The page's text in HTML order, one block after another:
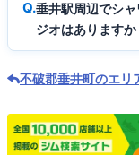
垂井駅周辺でシ
ジオはありますか
不破郡垂井町のエリ